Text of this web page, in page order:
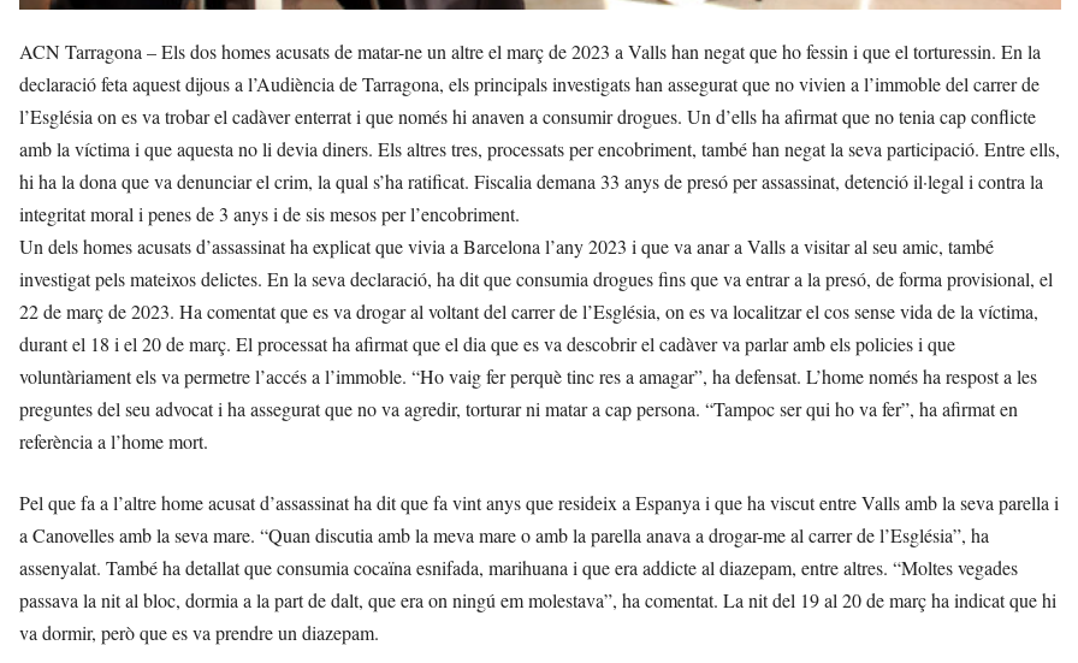
ACN Tarragona – Els dos homes acusats de matar-ne un altre el març de 2023 a Valls han negat que ho fessin i que el torturessin. En la
declaració feta aquest dijous a l’Audiència de Tarragona, els principals investigats han assegurat que no vivien a l’immoble del carrer de
l’Església on es va trobar el cadàver enterrat i que només hi anaven a consumir drogues. Un d’ells ha afirmat que no tenia cap conflicte
amb la víctima i que aquesta no li devia diners. Els altres tres, processats per encobriment, també han negat la seva participació. Entre ells,
hi ha la dona que va denunciar el crim, la qual s’ha ratificat. Fiscalia demana 33 anys de presó per assassinat, detenció il·legal i contra la
integritat moral i penes de 3 anys i de sis mesos per l’encobriment.
Un dels homes acusats d’assassinat ha explicat que vivia a Barcelona l’any 2023 i que va anar a Valls a visitar al seu amic, també
investigat pels mateixos delictes. En la seva declaració, ha dit que consumia drogues fins que va entrar a la presó, de forma provisional, el
22 de març de 2023. Ha comentat que es va drogar al voltant del carrer de l’Església, on es va localitzar el cos sense vida de la víctima,
durant el 18 i el 20 de març. El processat ha afirmat que el dia que es va descobrir el cadàver va parlar amb els policies i que
voluntàriament els va permetre l’accés a l’immoble. “Ho vaig fer perquè tinc res a amagar”, ha defensat. L’home només ha respost a les
preguntes del seu advocat i ha assegurat que no va agredir, torturar ni matar a cap persona. “Tampoc ser qui ho va fer”, ha afirmat en
referència a l’home mort.
Pel que fa a l’altre home acusat d’assassinat ha dit que fa vint anys que resideix a Espanya i que ha viscut entre Valls amb la seva parella i
a Canovelles amb la seva mare. “Quan discutia amb la meva mare o amb la parella anava a drogar-me al carrer de l’Església”, ha
assenyalat. També ha detallat que consumia cocaïna esnifada, marihuana i que era addicte al diazepam, entre altres. “Moltes vegades
passava la nit al bloc, dormia a la part de dalt, que era on ningú em molestava”, ha comentat. La nit del 19 al 20 de març ha indicat que hi
va dormir, però que es va prendre un diazepam.